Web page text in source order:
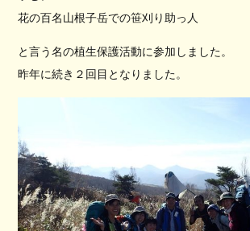
花の百名山根子岳での笹刈り助っ人
と言う名の植生保護活動に参加しました。
昨年に続き２回目となりました。